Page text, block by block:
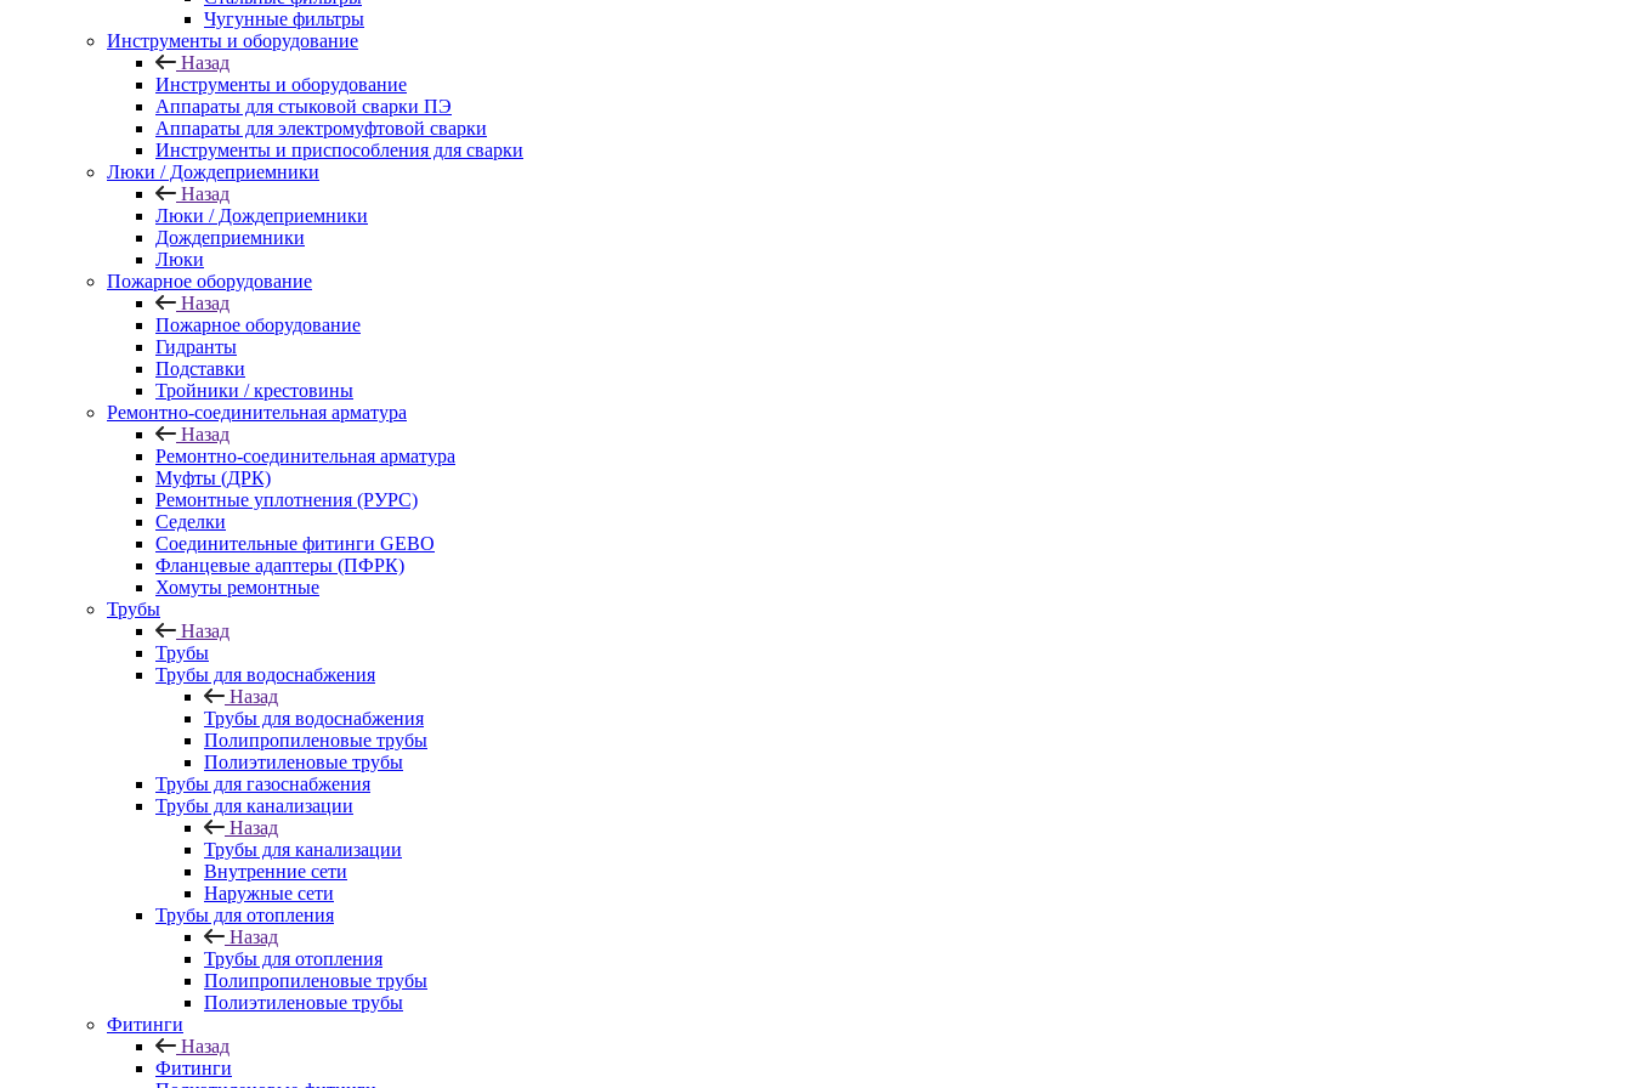
Чугунные фильтры
Инструменты и оборудование
Назад
Инструменты и оборудование
Аппараты для стыковой сварки ПЭ
Аппараты для электромуфтовой сварки
Инструменты и приспособления для сварки
Люки / Дождеприемники
Назад
Люки / Дождеприемники
Дождеприемники
Люки
Пожарное оборудование
Назад
Пожарное оборудование
Гидранты
Подставки
Тройники / крестовины
Ремонтно-соединительная арматура
Назад
Ремонтно-соединительная арматура
Муфты (ДРК)
Ремонтные уплотнения (РУРС)
Седелки
Соединительные фитинги GEBO
Фланцевые адаптеры (ПФРК)
Хомуты ремонтные
Трубы
Назад
Трубы
Трубы для водоснабжения
Назад
Трубы для водоснабжения
Полипропиленовые трубы
Полиэтиленовые трубы
Трубы для газоснабжения
Трубы для канализации
Назад
Трубы для канализации
Внутренние сети
Наружные сети
Трубы для отопления
Назад
Трубы для отопления
Полипропиленовые трубы
Полиэтиленовые трубы
Фитинги
Назад
Фитинги